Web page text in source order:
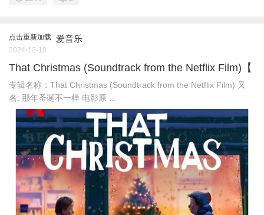
点击重新加载 爱音乐
2024-12-10
That Christmas (Soundtrack from the Netflix Film)【
专辑名称：That Christmas (Soundtrack from the Netflix Film) 又
名: 那年圣诞不一样 电影原 ...